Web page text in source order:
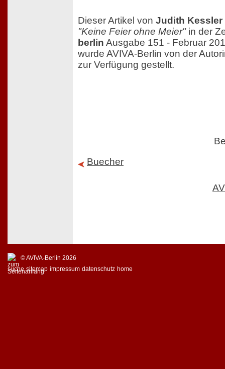
Dieser Artikel von Judith Kessler
"Keine Feier ohne Meier"in der
berlin Ausgabe 151 - Februar
wurde AVIVA-Berlin von der
zur Verfügung gestellt.
Buecher
© AVIVA-Berlin 2026
suche sitemap impressum datenschutz home